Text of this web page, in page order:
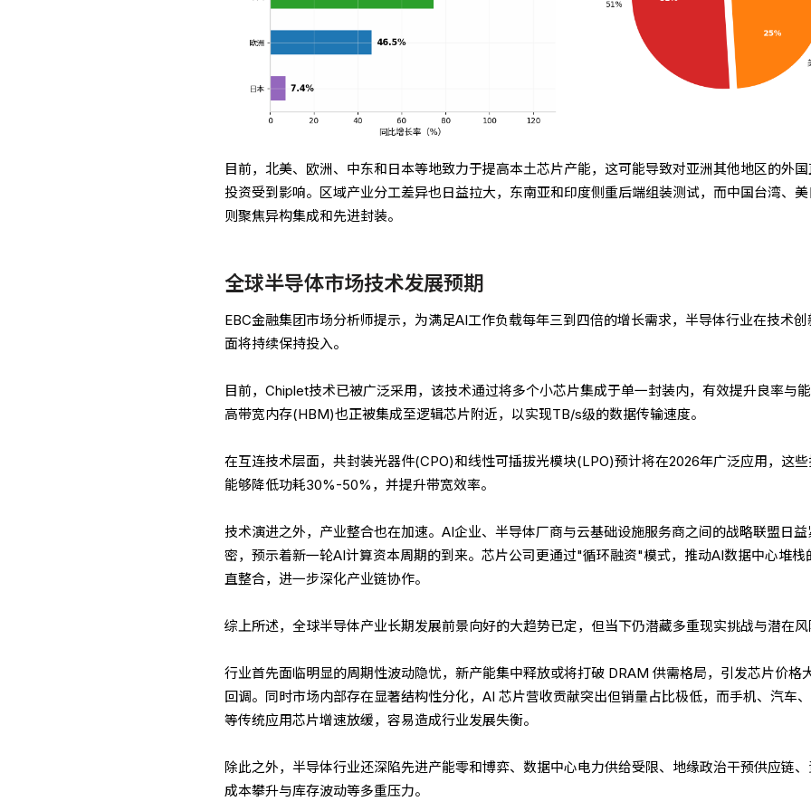
目前，北美、欧洲、中东和日本等地致力于提高本土芯片产能，这可能导致对亚洲其他地区的外国
投资受到影响。区域产业分工差异也日益拉大，东南亚和印度侧重后端组装测试，而中国台湾、
则聚焦异构集成和先进封装。
全球半导体市场技术发展预期
EBC金融集团市场分析师提示，为满足AI工作负载每年三到四倍的增长需求，半导体行业在技术创
面将持续保持投入。
目前，Chiplet技术已被广泛采用，该技术通过将多个小芯片集成于单一封装内，有效提升良率与能
高带宽内存(HBM)也正被集成至逻辑芯片附近，以实现TB/s级的数据传输速度。
在互连技术层面，共封装光器件(CPO)和线性可插拔光模块(LPO)预计将在2026年广泛应用，这些
能够降低功耗30%-50%，并提升带宽效率。
技术演进之外，产业整合也在加速。AI企业、半导体厂商与云基础设施服务商之间的战略联盟日益
密，预示着新一轮AI计算资本周期的到来。芯片公司更通过"循环融资"模式，推动AI数据中心堆栈
直整合，进一步深化产业链协作。
综上所述，全球半导体产业长期发展前景向好的大趋势已定，但当下仍潜藏多重现实挑战与潜在风
行业首先面临明显的周期性波动隐忧，新产能集中释放或将打破 DRAM 供需格局，引发芯片价格
回调。同时市场内部存在显著结构性分化，AI 芯片营收贡献突出但销量占比极低，而手机、汽车
等传统应用芯片增速放缓，容易造成行业发展失衡。
除此之外，半导体行业还深陷先进产能零和博弈、数据中心电力供给受限、地缘政治干预供应链
成本攀升与库存波动等多重压力。